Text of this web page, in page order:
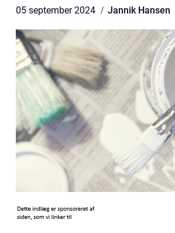
05 september 2024 Jannik Hansen